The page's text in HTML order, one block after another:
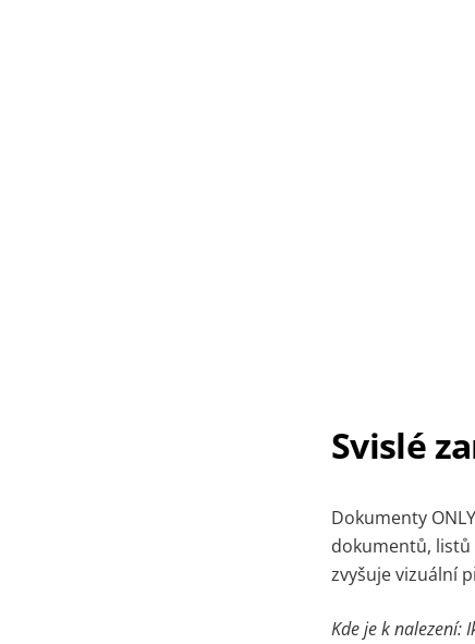
Svislé
Dokumenty
dokumentů, listů
zvyšuje vizuální
Kde je k nalezení: